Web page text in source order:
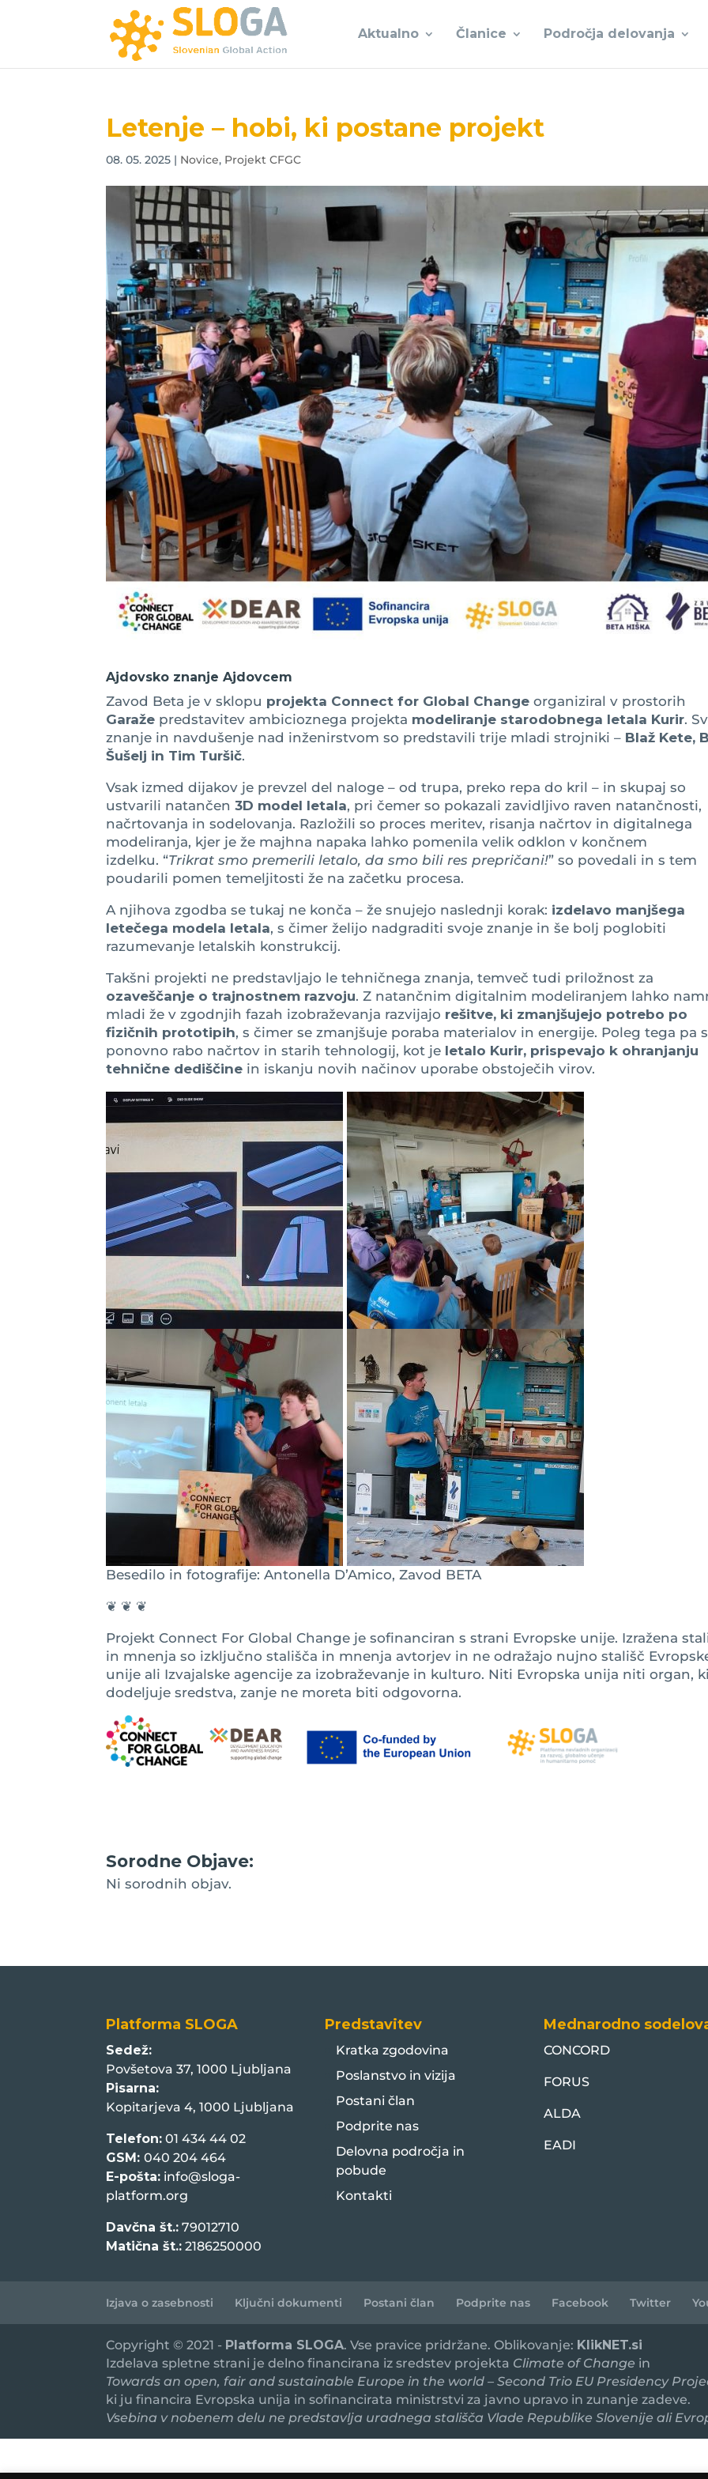
Aktualno Članice Področja delovanja
Letenje – hobi, ki postane projekt
08. 05. 2025 | Novice, Projekt CFGC
Ajdovsko znanje Ajdovcem
Zavod Beta je v sklopu projekta Connect for Global Change organiziral v prostorih
Garaže predstavitev ambicioznega projekta modeliranje starodobnega letala Kurir.
znanje in navdušenje nad inženirstvom so predstavili trije mladi strojniki – Blaž Kete,
Šušelj in Tim Turšič.
Vsak izmed dijakov je prevzel del naloge – od trupa, preko repa do kril – in skupaj so
ustvarili natančen3D model letala, pri čemer so pokazali zavidljivo raven natančnosti,
načrtovanja in sodelovanja. Razložili so proces meritev, risanja načrtov in digitalnega
modeliranja, kjer je že majhna napaka lahko pomenila velik odklon v končnem
izdelku. “Trikrat smo premerili letalo, da smo bili res prepričani!” so povedali in s tem
poudarili pomen temeljitosti že na začetku procesa.
A njihova zgodba se tukaj ne konča – že snujejo naslednji korak: izdelavo manjšega
letečega modela letala, s čimer želijo nadgraditi svoje znanje in še bolj poglobiti
razumevanje letalskih konstrukcij.
Takšni projekti ne predstavljajo le tehničnega znanja, temveč tudi priložnost za
ozaveščanje o trajnostnem razvoju. Z natančnim digitalnim modeliranjem lahko
mladi že v zgodnjih fazah izobraževanja razvijajo rešitve, ki zmanjšujejo potrebo po
fizičnih prototipih, s čimer se zmanjšuje poraba materialov in energije. Poleg tega pa s
ponovno rabo načrtov in starih tehnologij, kot je letalo Kurir, prispevajo k ohranjanju
tehnične dediščine in iskanju novih načinov uporabe obstoječih virov.
Besedilo in fotografije: Antonella D’Amico, Zavod BETA
❦ ❦ ❦
Projekt Connect For Global Change je sofinanciran s strani Evropske unije. Izražena
in mnenja so izključno stališča in mnenja avtorjev in ne odražajo nujno stališč
unije ali Izvajalske agencije za izobraževanje in kulturo. Niti Evropska unija niti organ, ki
dodeljuje sredstva, zanje ne moreta biti odgovorna.
Sorodne Objave:
Ni sorodnih objav.
Platforma SLOGA
Sedež:
Povšetova 37, 1000 Ljubljana
Pisarna:
Kopitarjeva 4, 1000 Ljubljana
Telefon: 01 434 44 02
GSM:040 204 464
E-pošta: info@sloga-
platform.org
Davčna št.: 79012710
Matična št.: 2186250000
Predstavitev
Kratka zgodovina
Poslanstvo in vizija
Postani član
Podprite nas
Delovna področja in
pobude
Kontakti
Mednarodno
CONCORD
FORUS
ALDA
EADI
Izjava o zasebnosti Ključni dokumenti Postani član Podprite nas Facebook Twitter
Copyright © 2021 - Platforma SLOGA. Vse pravice pridržane. Oblikovanje: KlikNET.si
Izdelava spletne strani je delno financirana iz sredstev projekta Climate of Change in
Towards an open, fair and sustainable Europe in the world – Second Trio EU Presidency
ki ju financira Evropska unija in sofinancirata ministrstvi za javno upravo in zunanje zadeve.
Vsebina v nobenem delu ne predstavlja uradnega stališča Vlade Republike Slovenije ali